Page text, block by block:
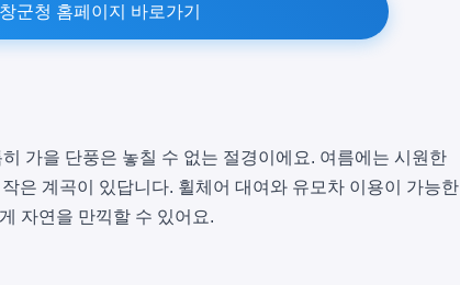
군청 홈페이지 바로가기
가을 단풍은 놓칠 수 없는 절경이에요. 여름에는 시원한
은 계곡이 있답니다. 휠체어 대여와 유모차 이용이 가능한
자연을 만끽할 수 있어요.